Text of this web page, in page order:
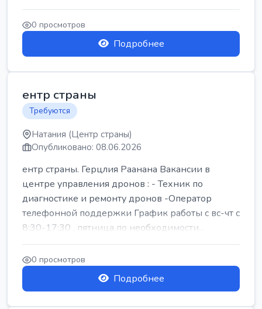
0 просмотров
Подробнее
ентр страны
Требуются
Натания (Центр страны)
Опубликовано: 08.06.2026
ентр страны. Герцлия Раанана Вакансии в
центре управления дронов : - Техник по
диагностике и ремонту дронов -Оператор
телефонной поддержки График работы с вс-чт с
8:30-17:30 , пятница по необходимости...
0 просмотров
Подробнее